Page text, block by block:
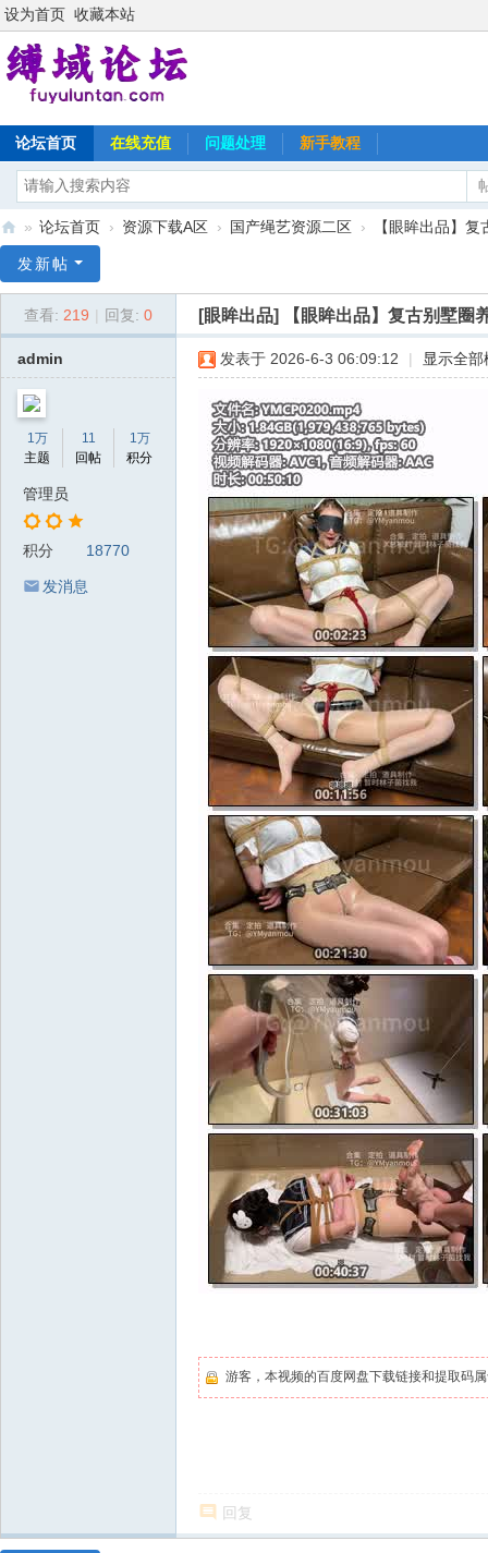
设为首页 收藏本站
论坛首页 在线充值 问题处理 新手教程
域
» 论坛首页 › 资源下载A区 › 国产绳艺资源二区 › 【眼眸出品】
发新帖
查看: 219 回复: 0 [眼眸出品] 【眼眸出品】复古别墅圈
admin
1万
主题
11
回帖
1万
积分
管理员
积分 18770
发消息
发表于 2026-6-3 06:09:12 显示全部
游客，本视频的百度网盘下载链接和提取码
回复